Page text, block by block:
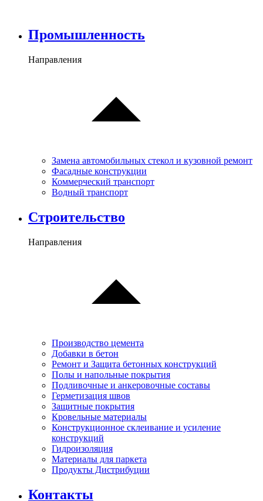
Промышленность
Направления
Замена автомобильных стекол и кузовной ремонт
Фасадные конструкции
Коммерческий транспорт
Водный транспорт
Cтроительство
Направления
Производство цемента
Добавки в бетон
Ремонт и Защита бетонных конструкций
Полы и напольные покрытия
Подливочные и анкеровочные составы
Герметизация швов
Защитные покрытия
Кровельные материалы
Конструкционное склеивание и усиление
конструкций
Гидроизоляция
Материалы для паркета
Продукты Дистрибуции
Контакты